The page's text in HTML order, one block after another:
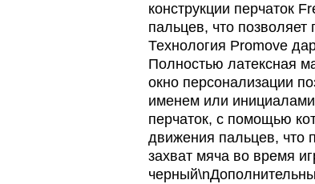
конструкции перчаток
пальцев, что
Технология Promove
Полностью латексная
окно персонализации
именем или
перчаток, с помощью
движения пальцев, что
захват мяча во время